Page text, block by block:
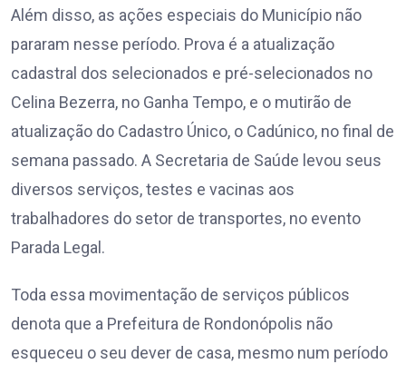
Além disso, as ações especiais do Município não
pararam nesse período. Prova é a atualização
cadastral dos selecionados e pré-selecionados no
Celina Bezerra, no Ganha Tempo, e o mutirão de
atualização do Cadastro Único, o Cadúnico, no final de
semana passado. A Secretaria de Saúde levou seus
diversos serviços, testes e vacinas aos
trabalhadores do setor de transportes, no evento
Parada Legal.
Toda essa movimentação de serviços públicos
denota que a Prefeitura de Rondonópolis não
esqueceu o seu dever de casa, mesmo num período